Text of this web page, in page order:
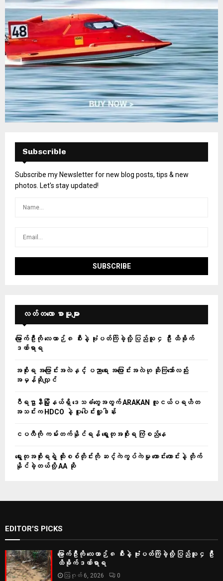
Subscrible
Subscribe my Newsletter for new blog posts, tips & new
photos. Let's stay updated!
လတ်တ‌လော စာမူများ
မြောက်ဦးကို လေယာဉ် ၈ စီးနဲ့ ဗုံးပတ်ကြဲခဲ့လို့ ပြည်သူ ၄ ဦး ထိခိုက်
ဒဏ်ရာရ
အစိုးရ အပြောင်းအလဲနှင့် ပညာရေး အပြောင်းအလဲဟု ဆိုကြသော်လည်း
အမှန်ဆိုလျှင်
ဝီရဌာနီမြို့နယ်ရှိ‌ ဒေသခံတွေအတွက် ARAKAN လူငယ်ပရဟိတ
အသင်းက HDCO နဲ့ ပူးပေါင်းလှူဒါန်း
ငပလီကို ကမ်းတက်နိုင်ရန် ရွေးတုအစိုးရ ကြံစည်နေ
ရွေးတုအစိုးရရဲ့ ထိုးစစ်တိုင်းကို ဆင့်ကဲကွပ်ကဲမှု ကောင်းကောင်းနဲ့ တိုက်
နိုင်ခဲ့တယ်လို့ AA ဆို
EDITOR'S PICKS
မြောက်ဦးကို လေယာဉ် ၈ စီးနဲ့ ဗုံးပတ်ကြဲခဲ့လို့ ပြည်သူ ၄ ဦး
ထိခိုက်ဒဏ်ရာရ
ဩဂုတ် 6, 2026 0